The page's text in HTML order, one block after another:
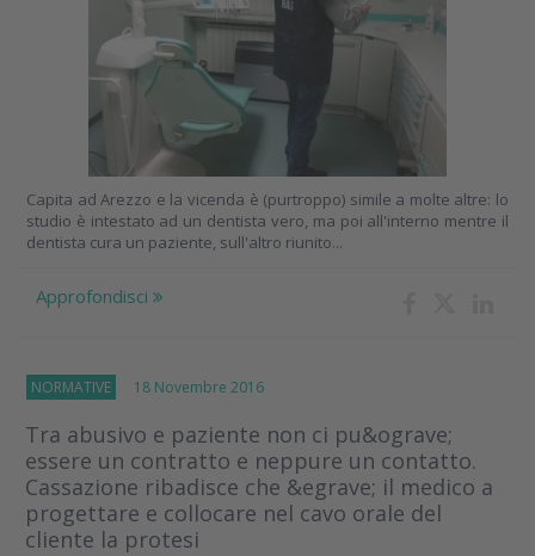
Capita ad Arezzo e la vicenda è (purtroppo) simile a molte altre: lo
studio è intestato ad un dentista vero, ma poi all'interno mentre il
dentista cura un paziente, sull'altro riunito...
Approfondisci
NORMATIVE 18 Novembre 2016
Tra abusivo e paziente non ci pu&ograve;
essere un contratto e neppure un contatto.
Cassazione ribadisce che &egrave; il medico a
progettare e collocare nel cavo orale del
cliente la protesi